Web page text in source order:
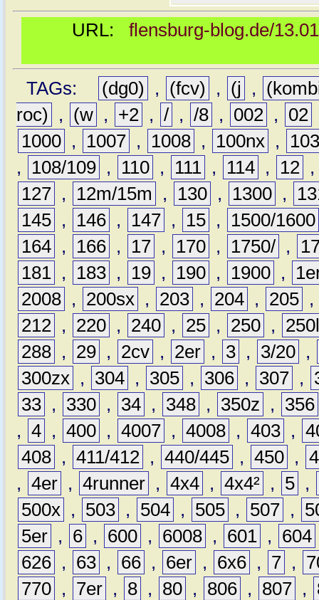
URL: flensburg-blog.de/
TAGs: (dg0) , (fcv) , (j ,
roc)
, (w , +2 , / , /8 , 002 , 02
1000 , 1007 , 1008 , 100nx ,
,
108/109 , 110 , 111 , 114 , 12
127 , 12m/15m , 130 , 1300 ,
145 , 146 , 147 , 15 ,
1500/1600
164 , 166 , 17 , 170 , 1750/ ,
181 , 183 , 19 , 190 , 1900 ,
2008 , 200sx , 203 , 204 , 205 ,
212 , 220 , 240 , 25 , 250 ,
288 , 29 , 2cv , 2er , 3 , 3/20 ,
300zx , 304 , 305 , 306 , 307 ,
33 , 330 , 34 , 348 , 350z ,
356
, 4 , 400 , 4007 , 4008 , 403 ,
408 , 411/412 , 440/445 , 450 ,
, 4er , 4runner , 4x4 , 4x4² , 5 ,
500x , 503 , 504 , 505 , 507 ,
5er , 6 , 600 , 6008 , 601 , 604
626 , 63 , 66 , 6er , 6x6 , 7 ,
770 , 7er , 8 , 80 , 806 , 807 ,